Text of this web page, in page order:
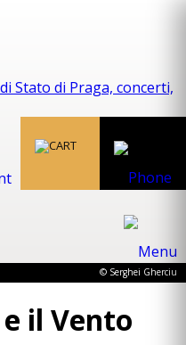
© Serghei Gherciu
il Vento